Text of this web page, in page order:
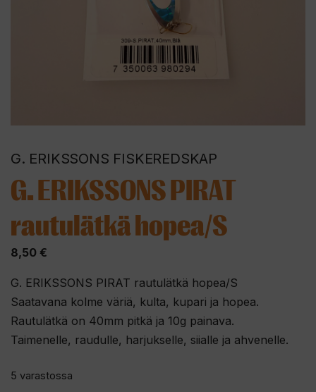
G. ERIKSSONS FISKEREDSKAP
G. ERIKSSONS PIRAT
rautulätkä hopea/S
8,50 €
G. ERIKSSONS PIRAT rautulätkä hopea/S
Saatavana kolme väriä, kulta, kupari ja hopea.
Rautulätkä on 40mm pitkä ja 10g painava.
Taimenelle, raudulle, harjukselle, siialle ja ahvenelle.
5 varastossa